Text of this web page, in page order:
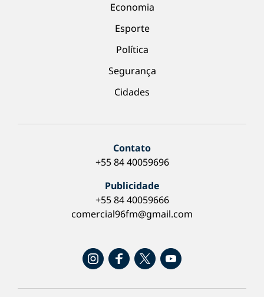
Economia
Esporte
Política
Segurança
Cidades
Contato
+55 84 40059696
Publicidade
+55 84 40059666
comercial96fm@gmail.com